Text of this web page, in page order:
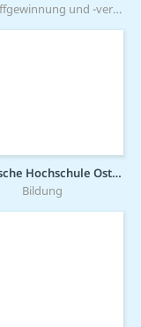
Rohstoffgewinnung und -verarbeitung
Technische Hochschule Ostwestfalen-Lippe
Bildung